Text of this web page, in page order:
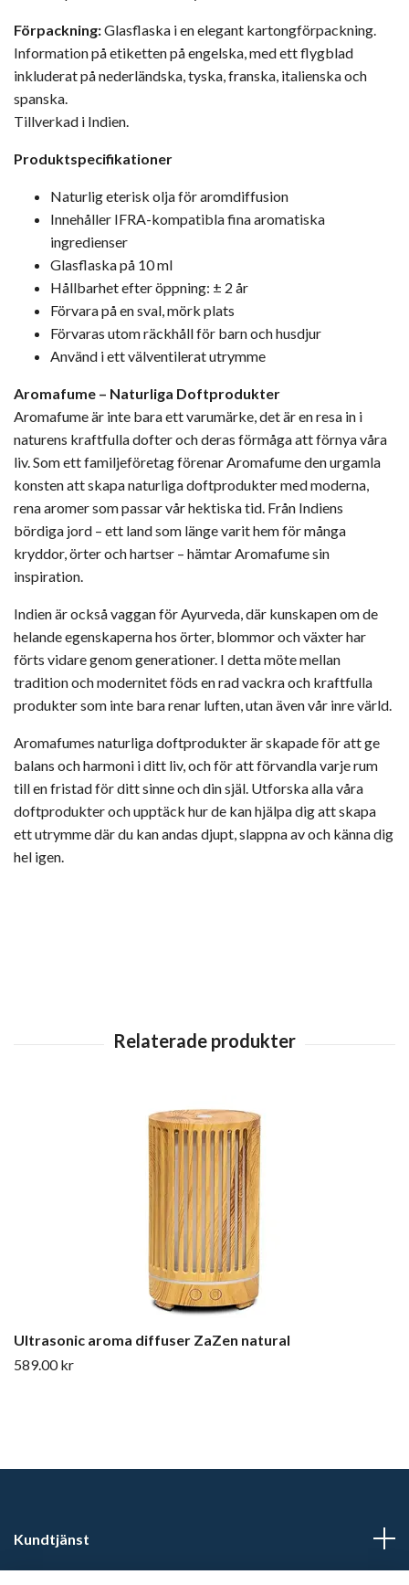
Förpackning:Glasflaska i en elegant kartongförpackning.
Information på etiketten på engelska, med ett flygblad
inkluderat på nederländska, tyska, franska, italienska och
spanska.
Tillverkad i Indien.
Produktspecifikationer
Naturlig eterisk olja för aromdiffusion
Innehåller IFRA-kompatibla fina aromatiska
ingredienser
Glasflaska på 10 ml
Hållbarhet efter öppning: ± 2 år
Förvara på en sval, mörk plats
Förvaras utom räckhåll för barn och husdjur
Använd i ett välventilerat utrymme
Aromafume – Naturliga Doftprodukter
Aromafume är inte bara ett varumärke, det är en resa in i
naturens kraftfulla dofter och deras förmåga att förnya våra
liv. Som ett familjeföretag förenar Aromafume den urgamla
konsten att skapa naturliga doftprodukter med moderna,
rena aromer som passar vår hektiska tid. Från Indiens
bördiga jord – ett land som länge varit hem för många
kryddor, örter och hartser – hämtar Aromafume sin
inspiration.
Indien är också vaggan för Ayurveda, där kunskapen om de
helande egenskaperna hos örter, blommor och växter har
förts vidare genom generationer. I detta möte mellan
tradition och modernitet föds en rad vackra och kraftfulla
produkter som inte bara renar luften, utan även vår inre värld.
Aromafumes naturliga doftprodukter är skapade för att ge
balans och harmoni i ditt liv, och för att förvandla varje rum
till en fristad för ditt sinne och din själ. Utforska alla våra
doftprodukter och upptäck hur de kan hjälpa dig att skapa
ett utrymme där du kan andas djupt, slappna av och känna dig
hel igen.
Ultrasonic aroma diffuser ZaZen natural
589.00 kr
Kundtjänst